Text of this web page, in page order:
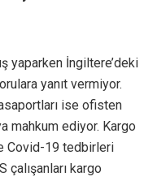
yaparken İngiltere’deki
yanıt vermiyor.
ise ofisten
mahkum ediyor. Kargo
Covid-19 tedbirleri
çalışanları kargo